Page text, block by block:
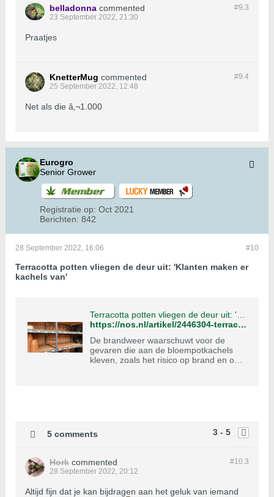
#9.3
belladonna commented
23 September 2022, 21:30
Praatjes
#9.4
KnetterMug commented
25 September 2022, 12:48
Net als die â‚¬1.000
Eurogro
Senior Grower
Registratie op: Oct 2021
Berichten: 842
#10
28 September 2022, 16:06
Terracotta potten vliegen de deur uit: 'Klanten maken er
kachels van'
https://nos.nl/artikel/2446304-terracotta-potten-vliegen-de-deur-uit-klanten-maken-er-kachels-van
De brandweer waarschuwt voor de
gevaren die aan de bloempotkachels
kleven, zoals het risico op brand en op
3 - 5
5 comments
#10.3
Hork commented
28 September 2022, 20:12
Altijd fijn dat je kan bijdragen aan het geluk van iemand